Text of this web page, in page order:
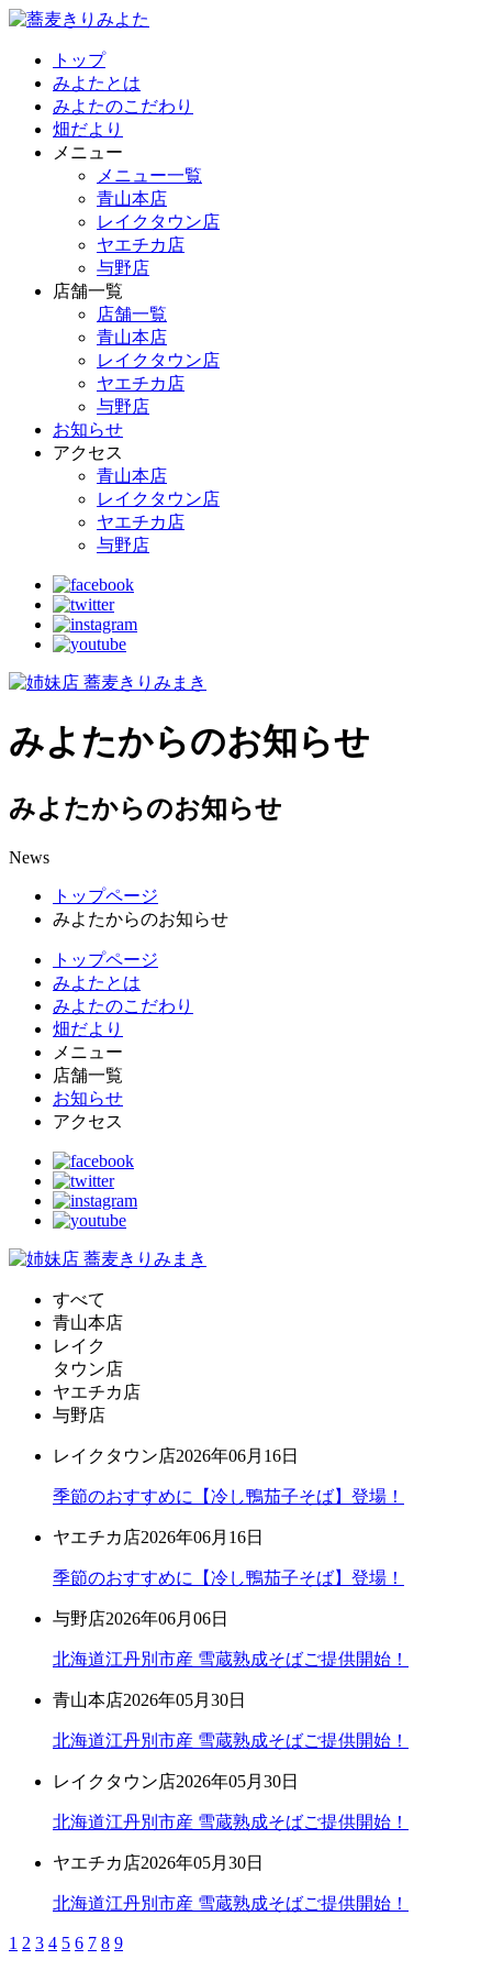
トップ
みよたとは
みよたのこだわり
畑だより
メニュー
メニュー一覧
青山本店
レイクタウン店
ヤエチカ店
与野店
店舗一覧
店舗一覧
青山本店
レイクタウン店
ヤエチカ店
与野店
お知らせ
アクセス
青山本店
レイクタウン店
ヤエチカ店
与野店
みよたからのお知らせ
みよたからのお知らせ
News
トップページ
みよたからのお知らせ
トップページ
みよたとは
みよたのこだわり
畑だより
メニュー
店舗一覧
お知らせ
アクセス
すべて
青山本店
レイク
タウン店
ヤエチカ店
与野店
レイクタウン店2026年06月16日
季節のおすすめに【冷し鴨茄子そば】登場！
ヤエチカ店2026年06月16日
季節のおすすめに【冷し鴨茄子そば】登場！
与野店2026年06月06日
北海道江丹別市産 雪蔵熟成そばご提供開始！
青山本店2026年05月30日
北海道江丹別市産 雪蔵熟成そばご提供開始！
レイクタウン店2026年05月30日
北海道江丹別市産 雪蔵熟成そばご提供開始！
ヤエチカ店2026年05月30日
北海道江丹別市産 雪蔵熟成そばご提供開始！
1 2 3 4 5 6 7 8 9